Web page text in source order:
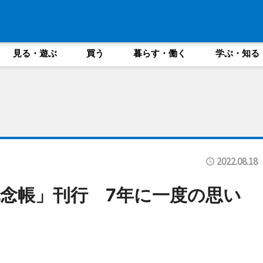
見る・遊ぶ 買う 暮らす・働く 学ぶ・知る
2022.08.18
帳」刊行 7年に一度の思い